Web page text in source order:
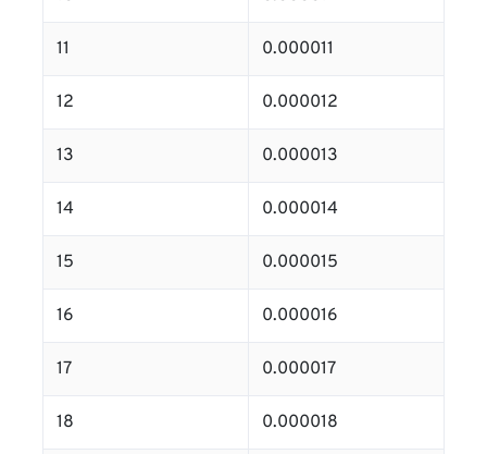
11 0.000011
12 0.000012
13 0.000013
14 0.000014
15 0.000015
16 0.000016
17 0.000017
18 0.000018